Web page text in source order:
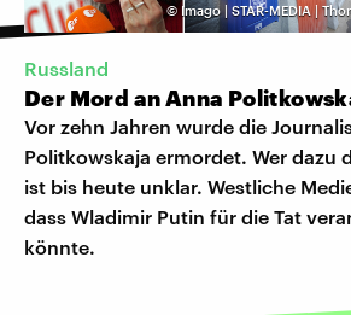
©Imago | STAR-MEDIA |
Russland
Der Mord an Anna
Vor zehn Jahren wurde die
Politkowskaja ermordet. Wer dazu
ist bis heute unklar. Westliche
dass Wladimir Putin für die Tat
könnte.